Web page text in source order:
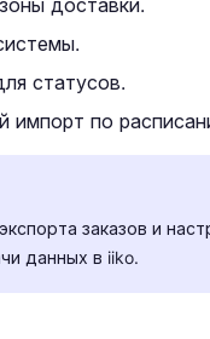
доставки.
статусов.
импорт по
заказов и
данных в iiko.